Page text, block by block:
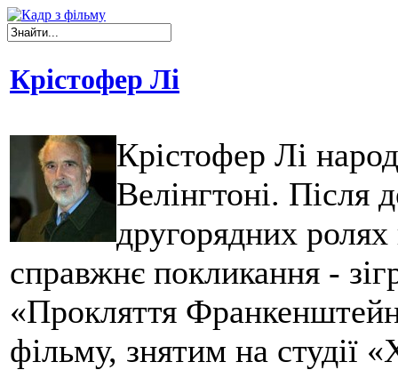
Крістофер Лі
Крістофер Лі
Велінгтоні. Після
другорядних
справжнє покликання -
«Прокляття
фільму, знятим на студії